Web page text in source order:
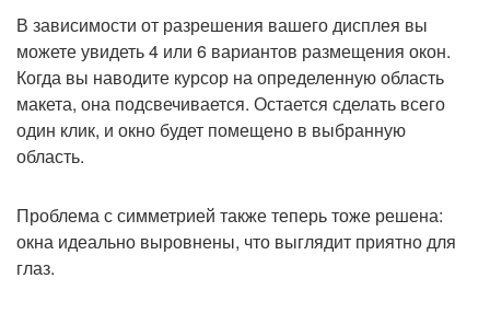
В зависимости от разрешения вашего дисплея вы
можете увидеть 4 или 6 вариантов размещения окон.
Когда вы наводите курсор на определенную область
макета, она подсвечивается. Остается сделать всего
один клик, и окно будет помещено в выбранную
область.
Проблема с симметрией также теперь тоже решена:
окна идеально выровнены, что выглядит приятно для
глаз.